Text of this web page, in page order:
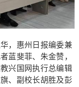
，惠州日报编委兼
蓝斐菲、朱金赞，
兴国网执行总编辑
、副校长胡胜及彭